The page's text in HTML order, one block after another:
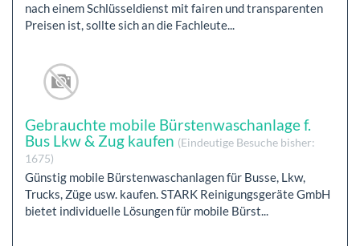
nach einem Schlüsseldienst mit fairen und transparenten
Preisen ist, sollte sich an die Fachleute...
Gebrauchte mobile Bürstenwaschanlage f.
Bus Lkw & Zug kaufen (Eindeutige Besuche bisher:
1675)
Günstig mobile Bürstenwaschanlagen für Busse, Lkw,
Trucks, Züge usw. kaufen. STARK Reinigungsgeräte GmbH
bietet individuelle Lösungen für mobile Bürst...